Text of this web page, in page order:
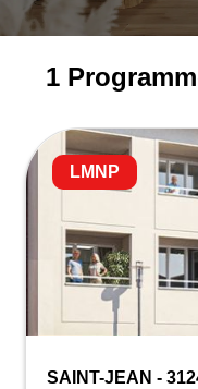
1
LMNP
SAINT-JEAN -